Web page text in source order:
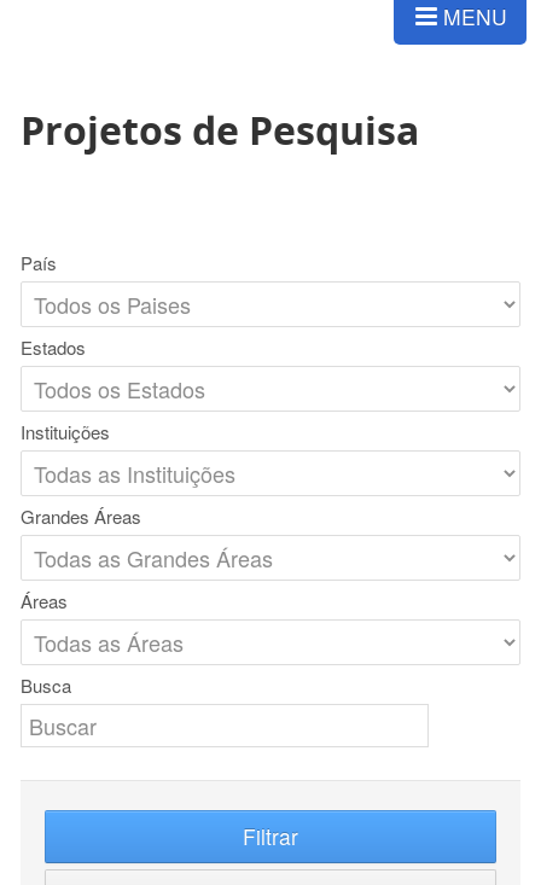
MENU
Projetos de Pesquisa
País
Estados
Instituições
Grandes Áreas
Áreas
Busca
Filtrar